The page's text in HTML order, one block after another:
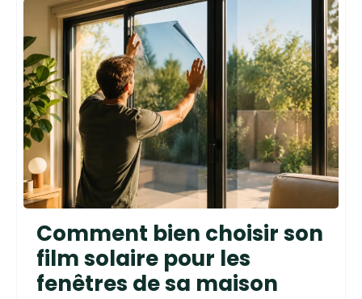
Comment bien choisir son
film solaire pour les
fenêtres de sa maison